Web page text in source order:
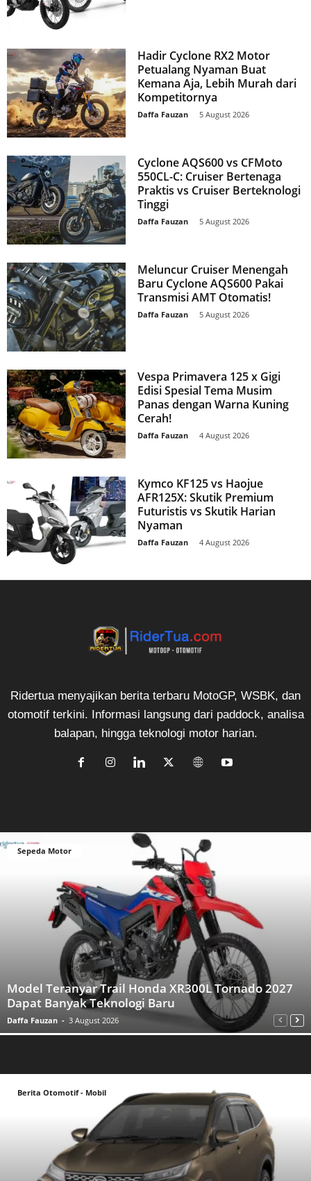
Hadir Cyclone RX2 Motor
Petualang Nyaman Buat
Kemana Aja, Lebih Murah dari
Kompetitornya
Daffa Fauzan 5 August 2026
Cyclone AQS600 vs CFMoto
550CL-C: Cruiser Bertenaga
Praktis vs Cruiser Berteknologi
Tinggi
Daffa Fauzan 5 August 2026
Meluncur Cruiser Menengah
Baru Cyclone AQS600 Pakai
Transmisi AMT Otomatis!
Daffa Fauzan 5 August 2026
Vespa Primavera 125 x Gigi
Edisi Spesial Tema Musim
Panas dengan Warna Kuning
Cerah!
Daffa Fauzan 4 August 2026
Kymco KF125 vs Haojue
AFR125X: Skutik Premium
Futuristis vs Skutik Harian
Nyaman
Daffa Fauzan 4 August 2026
Ridertua menyajikan berita terbaru MotoGP, WSBK, dan
otomotif terkini. Informasi langsung dari paddock, analisa
balapan, hingga teknologi motor harian.
Sepeda Motor
Model Teranyar Trail Honda XR300L Tornado 2027
Dapat Banyak Teknologi Baru
Daffa Fauzan - 3 August 2026
Berita Otomotif - Mobil